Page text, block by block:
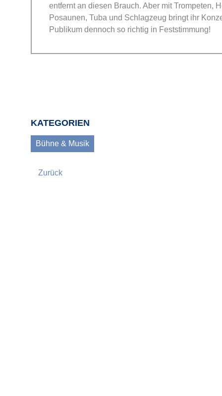
entfernt an diesen Brauch. Aber mit Trompeten,
Posaunen, Tuba und Schlagzeug bringt ihr
Publikum dennoch so richtig in Feststimmung!
KATEGORIEN
Bühne & Musik
Zurück